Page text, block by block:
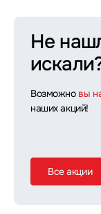
Не
Возможно вы
наших акций!
Все акции